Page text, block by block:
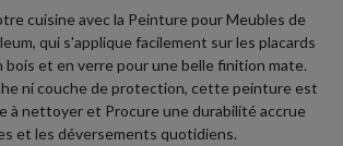
cuisine avec la Peinture pour Meubles de
qui s'applique facilement sur les placards
bois et en verre pour une belle finition mate.
ni couche de protection, cette peinture est
à nettoyer et Procure une durabilité accrue
et les déversements quotidiens.